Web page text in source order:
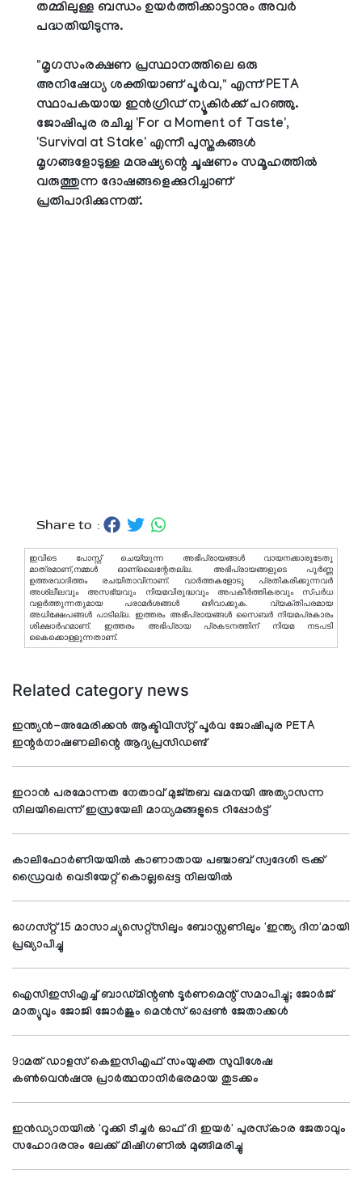
തമ്മിലുള്ള ബന്ധം ഉയർത്തിക്കാട്ടാനും അവർ
പദ്ധതിയിടുന്നു.
"മൃഗസംരക്ഷണ പ്രസ്ഥാനത്തിലെ ഒരു
അനിഷേധ്യ ശക്തിയാണ് പൂർവ," എന്ന് PETA
സ്ഥാപകയായ ഇൻഗ്രിഡ് ന്യൂകിർക്ക് പറഞ്ഞു.
ജോഷിപുര രചിച്ച 'For a Moment of Taste',
'Survival at Stake' എന്നീ പുസ്തകങ്ങൾ
മൃഗങ്ങളോടുള്ള മനുഷ്യന്റെ ചൂഷണം സമൂഹത്തിൽ
വരുത്തുന്ന ദോഷങ്ങളെക്കുറിച്ചാണ്
പ്രതിപാദിക്കുന്നത്.
Share to :
ഇവിടെ പോസ്റ്റ് ചെയ്യുന്ന അഭിപ്രായങ്ങള്‍ വായനക്കാരുടേതു
മാത്രമാണ്,നമ്മൾ ഓണ്ലൈന്റേതല്ല. അഭിപ്രായങ്ങളുടെ പൂർണ്ണ
ഉത്തരവാദിത്തം രചയിതാവിനാണ്. വാര്‍ത്തകളോടു പ്രതികരിക്കുന്നവര്‍
അശ്ലീലവും അസഭ്യവും നിയമവിരുദ്ധവും അപകീര്‍ത്തികരവും സ്പര്‍ധ
വളര്‍ത്തുന്നതുമായ പരാമര്‍ശങ്ങള്‍ ഒഴിവാക്കുക. വ്യക്തിപരമായ
അധിക്ഷേപങ്ങള്‍ പാടില്ല. ഇത്തരം അഭിപ്രായങ്ങള്‍ സൈബര്‍ നിയമപ്രകാരം
ശിക്ഷാര്‍ഹമാണ്. ഇത്തരം അഭിപ്രായ പ്രകടനത്തിന് നിയമ നടപടി
കൈക്കൊള്ളുന്നതാണ്.
Related category news
ഇന്ത്യൻ-അമേരിക്കൻ ആക്ടിവിസ്റ്റ് പൂർവ ജോഷിപുര PETA
ഇന്റർനാഷണലിന്റെ ആദ്യപ്രസിഡണ്ട്
ഇറാന്‍ പരമോന്നത നേതാവ് മുജ്തബ ഖമനയി അത്യാസന്ന
നിലയിലെന്ന് ഇസ്രയേലി മാധ്യമങ്ങളുടെ റിപ്പോര്‍ട്ട്
കാലിഫോര്‍ണിയയില്‍ കാണാതായ പഞ്ചാബ് സ്വദേശി ട്രക്ക്
ഡ്രൈവര്‍ വെടിയേറ്റ് കൊല്ലപ്പെട്ട നിലയില്‍
ഓഗസ്റ്റ് 15 മാസാച്യുസെറ്റ്സിലും ബോസ്റ്റണിലും 'ഇന്ത്യ ദിന'മായി
പ്രഖ്യാപിച്ചു
ഐസിഇസിഎച്ച് ബാഡ്മിന്റണ്‍ ടൂര്‍ണമെന്റ് സമാപിച്ചു; ജോര്‍ജ്
മാത്യുവും ജോജി ജോര്‍ജും മെന്‍സ് ഓപ്പണ്‍ ജേതാക്കള്‍
9ാമത് ഡാളസ് കെഇസിഎഫ് സംയുക്ത സുവിശേഷ
കണ്‍വെന്‍ഷനു പ്രാര്‍ത്ഥനാനിര്‍ഭരമായ തുടക്കം
ഇന്‍ഡ്യാനയില്‍ 'റൂക്കി ടീച്ചര്‍ ഓഫ് ദി ഇയര്‍' പുരസ്‌കാര ജേതാവും
സഹോദരനും ലേക്ക് മിഷിഗണില്‍ മുങ്ങിമരിച്ചു